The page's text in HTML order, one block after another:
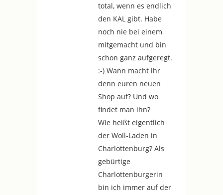
total, wenn es endlich
den KAL gibt. Habe
noch nie bei einem
mitgemacht und bin
schon ganz aufgeregt.
:-) Wann macht ihr
denn euren neuen
Shop auf? Und wo
findet man ihn?
Wie heißt eigentlich
der Woll-Laden in
Charlottenburg? Als
gebürtige
Charlottenburgerin
bin ich immer auf der